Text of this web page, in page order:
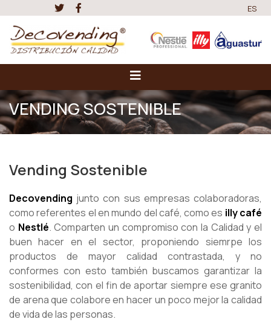
ES
VENDING SOSTENIBLE
Vending Sostenible
Decovending junto con sus empresas colaboradoras,
como referentes el en mundo del café, como es illy café
o Nestlé. Comparten un compromiso con la Calidad y el
buen hacer en el sector, proponiendo siemrpe los
productos de mayor calidad contrastada, y no
conformes con esto también buscamos garantizar la
sostenibilidad, con el fin de aportar siempre ese granito
de arena que colabore en hacer un poco mejor la calidad
de vida de las personas.